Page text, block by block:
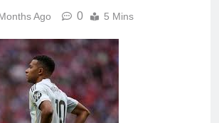
Ago 0 5 Mins